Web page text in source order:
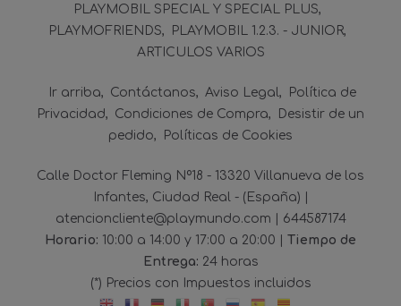
PLAYMOBIL SPECIAL Y SPECIAL PLUS
PLAYMOFRIENDS
PLAYMOBIL 1.2.3. - JUNIOR
ARTICULOS VARIOS
Ir arriba Contáctanos Aviso Legal
Política de
Privacidad
Condiciones de Compra
Desistir de un
pedido
Políticas de Cookies
Calle Doctor Fleming Nº18 - 13320 Villanueva de los
Infantes, Ciudad Real - (España) |
atencioncliente@playmundo.com | 644587174
Horario: 10:00 a 14:00 y 17:00 a 20:00 | Tiempo de
Entrega: 24 horas
(*) Precios con Impuestos incluidos